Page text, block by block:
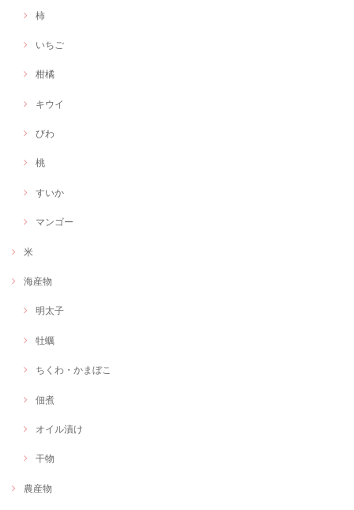
柿
いちご
柑橘
キウイ
びわ
桃
すいか
マンゴー
米
海産物
明太子
牡蠣
ちくわ・かまぼこ
佃煮
オイル漬け
干物
農産物